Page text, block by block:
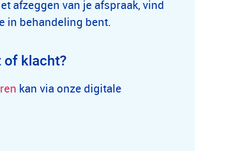
afzeggen van je afspraak, vind
in behandeling bent.
of klacht?
kan via onze digitale